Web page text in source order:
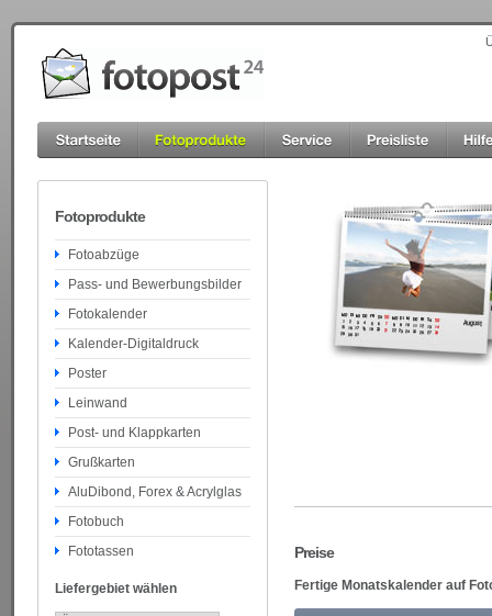
Fotoprodukte
Fotoabzüge
Pass- und Bewerbungsbilder
Fotokalender
Kalender-Digitaldruck
Poster
Leinwand
Post- und Klappkarten
Grußkarten
AluDibond, Forex & Acrylglas
Fotobuch
Fototassen
Liefergebiet wählen
Preise
Fertige Monatskalender auf